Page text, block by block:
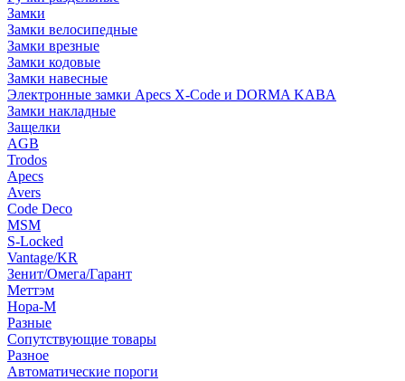
Замки
Замки велосипедные
Замки врезные
Замки кодовые
Замки навесные
Электронные замки Apecs X-Code и DORMA KABA
Замки накладные
Защелки
AGB
Trodos
Apecs
Avers
Code Deco
MSM
S-Locked
Vantage/KR
Зенит/Омега/Гарант
Меттэм
Нора-М
Разные
Сопутствующие товары
Разное
Автоматические пороги